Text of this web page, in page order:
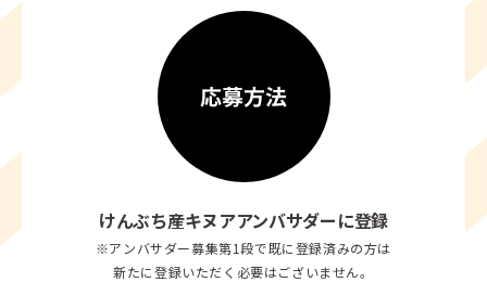
けんぶち産キヌアアンバサダーに登録
※アンバサダー募集第1段で既に登録済みの方は
新たに登録いただく必要はございません。